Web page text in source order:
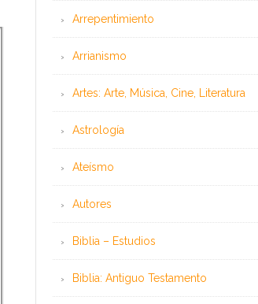
Arrepentimiento
Arrianismo
Artes: Arte, Música, Cine, Literatura
Astrología
Ateísmo
Autores
Biblia – Estudios
Biblia: Antiguo Testamento